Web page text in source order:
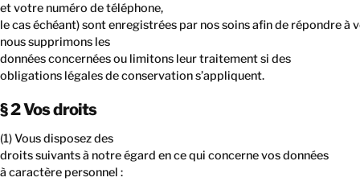
et votre numéro de téléphone,
le cas échéant) sont enregistrées par nos soins afin de répondre à
nous supprimons les
données concernées ou limitons leur traitement si des
obligations légales de conservation s’appliquent.
§ 2 Vos droits
(1) Vous disposez des
droits suivants à notre égard en ce qui concerne vos données
à caractère personnel :